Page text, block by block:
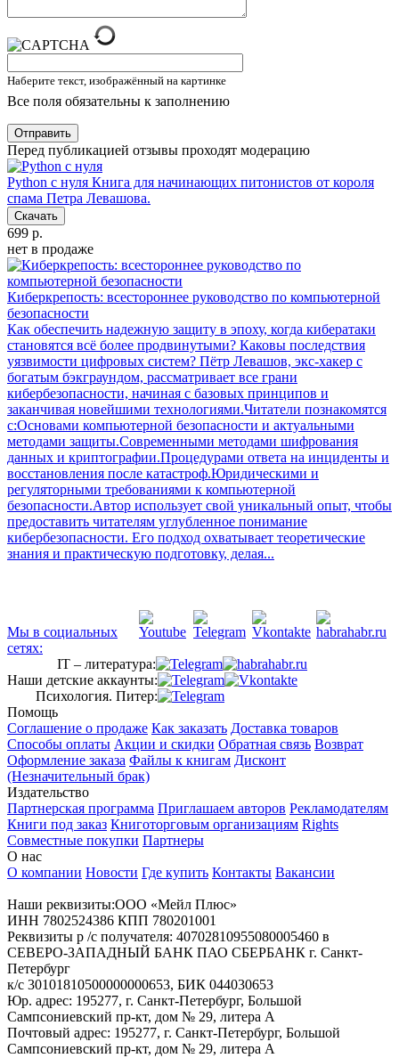
Наберите текст, изображённый на картинке
Все поля обязательны к заполнению
Отправить
Перед публикацией отзывы проходят модерацию
Python с нуля Книга для начинающих питонистов от короля
спама Петра Левашова.
Скачать
699 р.
нет в продаже
Киберкрепость: всестороннее руководство по компьютерной
безопасности
Как обеспечить надежную защиту в эпоху, когда кибератаки
становятся всё более продвинутыми? Каковы последствия
уязвимости цифровых систем? Пётр Левашов, экс-хакер с
богатым бэкграундом, рассматривает все грани
кибербезопасности, начиная с базовых принципов и
заканчивая новейшими технологиями.Читатели познакомятся
с:Основами компьютерной безопасности и актуальными
методами защиты.Современными методами шифрования
данных и криптографии.Процедурами ответа на инциденты и
восстановления после катастроф.Юридическими и
регуляторными требованиями к компьютерной
безопасности.Автор использует свой уникальный опыт, чтобы
предоставить читателям углубленное понимание
кибербезопасности. Его подход охватывает теоретические
знания и практическую подготовку, делая...
Мы в социальных
сетях:
IT – литература:
Наши детские аккаунты:
Психология. Питер:
Помощь
Соглашение о продаже Как заказать Доставка товаров
Способы оплаты Акции и скидки Обратная связь Возврат
Оформление заказа Файлы к книгам Дисконт
(Незначительный брак)
Издательство
Партнерская программа Приглашаем авторов Рекламодателям
Книги под заказ Книготорговым организациям Rights
Совместные покупки Партнеры
О нас
О компании Новости Где купить Контакты Вакансии
Наши реквизиты:ООО «Мейл Плюс»
ИНН 7802524386 КПП 780201001
Реквизиты р /с получателя: 40702810955080005460 в
СЕВЕРО-ЗАПАДНЫЙ БАНК ПАО СБЕРБАНК г. Санкт-
Петербург
к/с 30101810500000000653, БИК 044030653
Юр. адрес: 195277, г. Санкт-Петербург, Большой
Сампсониевский пр-кт, дом № 29, литера А
Почтовый адрес: 195277, г. Санкт-Петербург, Большой
Сампсониевский пр-кт, дом № 29, литера А